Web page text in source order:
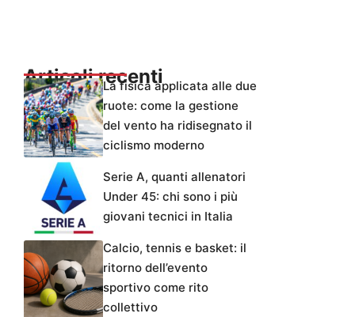
Articoli recentiLa fisica applicata alle due
ruote: come la gestione
del vento ha ridisegnato il
ciclismo moderno
Serie A, quanti allenatori
Under 45: chi sono i più
giovani tecnici in Italia
Calcio, tennis e basket: il
ritorno dell’evento
sportivo come rito
collettivo